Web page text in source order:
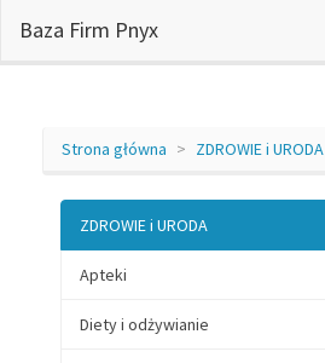
Baza Firm Pnyx
Strona główna ZDROWIE i URODA
ZDROWIE i URODA
Apteki
Diety i odżywianie